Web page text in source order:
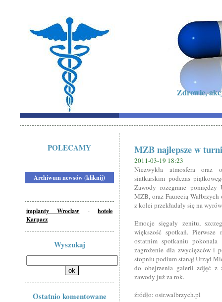
Zdrowie,
POLECAMY
Archiwum newsów (kliknij)
implanty Wrocław -hotele
Karpacz
Wyszukaj
Ostatnio komentowane
MZB najlepsze w
2011-03-19 18:23
Niezwykła atmosfera oraz
siatkarskim podczas
Zawody rozegrane pomiędzy
MZB, oraz Faurecią
z kolei przekładały się na
Emocje sięgały zenitu,
większość spotkań.
ostatnim spotkaniu pokonała
zagrożenie dla zwycięzców i
stopniu podium stanął Urząd
do obejrzenia galerii zdjęć z
zawody już za rok.
źródło: osir.walbrzych.pl